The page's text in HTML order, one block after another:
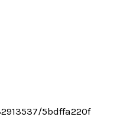
5bdffa220f